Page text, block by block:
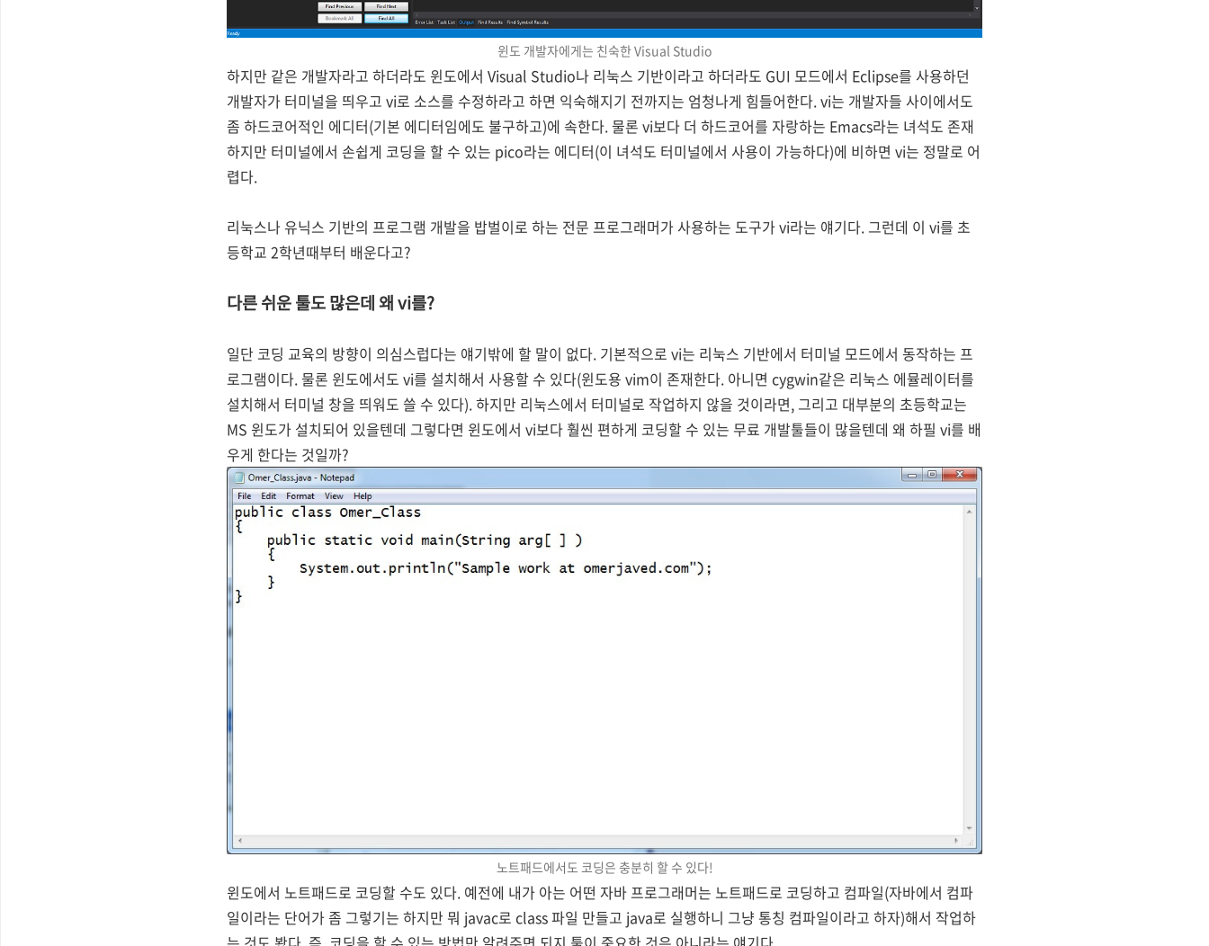
윈도 개발자에게는 친숙한 Visual Studio
하지만 같은 개발자라고 하더라도 윈도에서 Visual Studio나 리눅스 기반이라고 하더라도 GUI 모드에서 Eclipse를 사용하던
개발자가 터미널을 띄우고 vi로 소스를 수정하라고 하면 익숙해지기 전까지는 엄청나게 힘들어한다. vi는 개발자들 사이에서도
좀 하드코어적인 에디터(기본 에디터임에도 불구하고)에 속한다. 물론 vi보다 더 하드코어를 자랑하는 Emacs라는 녀석도 존재
하지만 터미널에서 손쉽게 코딩을 할 수 있는 pico라는 에디터(이 녀석도 터미널에서 사용이 가능하다)에 비하면 vi는 정말로 어
렵다.
리눅스나 유닉스 기반의 프로그램 개발을 밥벌이로 하는 전문 프로그래머가 사용하는 도구가 vi라는 얘기다. 그런데 이 vi를 초
등학교 2학년때부터 배운다고?
다른 쉬운 툴도 많은데 왜 vi를?
일단 코딩 교육의 방향이 의심스럽다는 얘기밖에 할 말이 없다. 기본적으로 vi는 리눅스 기반에서 터미널 모드에서 동작하는 프
로그램이다. 물론 윈도에서도 vi를 설치해서 사용할 수 있다(윈도용 vim이 존재한다. 아니면 cygwin같은 리눅스 에뮬레이터를
설치해서 터미널 창을 띄워도 쓸 수 있다). 하지만 리눅스에서 터미널로 작업하지 않을 것이라면, 그리고 대부분의 초등학교는
MS 윈도가 설치되어 있을텐데 그렇다면 윈도에서 vi보다 훨씬 편하게 코딩할 수 있는 무료 개발툴들이 많을텐데 왜 하필 vi를 배
우게 한다는 것일까?
노트패드에서도 코딩은 충분히 할 수 있다!
윈도에서 노트패드로 코딩할 수도 있다. 예전에 내가 아는 어떤 자바 프로그래머는 노트패드로 코딩하고 컴파일(자바에서 컴파
일이라는 단어가 좀 그렇기는 하지만 뭐 javac로 class 파일 만들고 java로 실행하니 그냥 통칭 컴파일이라고 하자)해서 작업하